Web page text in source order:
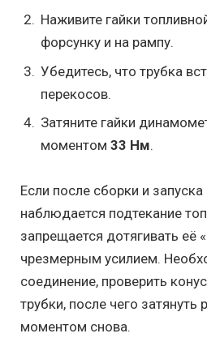
Наживите гайки
форсунку и на рампу.
Убедитесь, что трубка
перекосов.
Затяните гайки
моментом 33 Нм.
Если после сборки и запуска
наблюдается подтекание
запрещается дотягивать её
чрезмерным усилием.
соединение, проверить
трубки, после чего
моментом снова.